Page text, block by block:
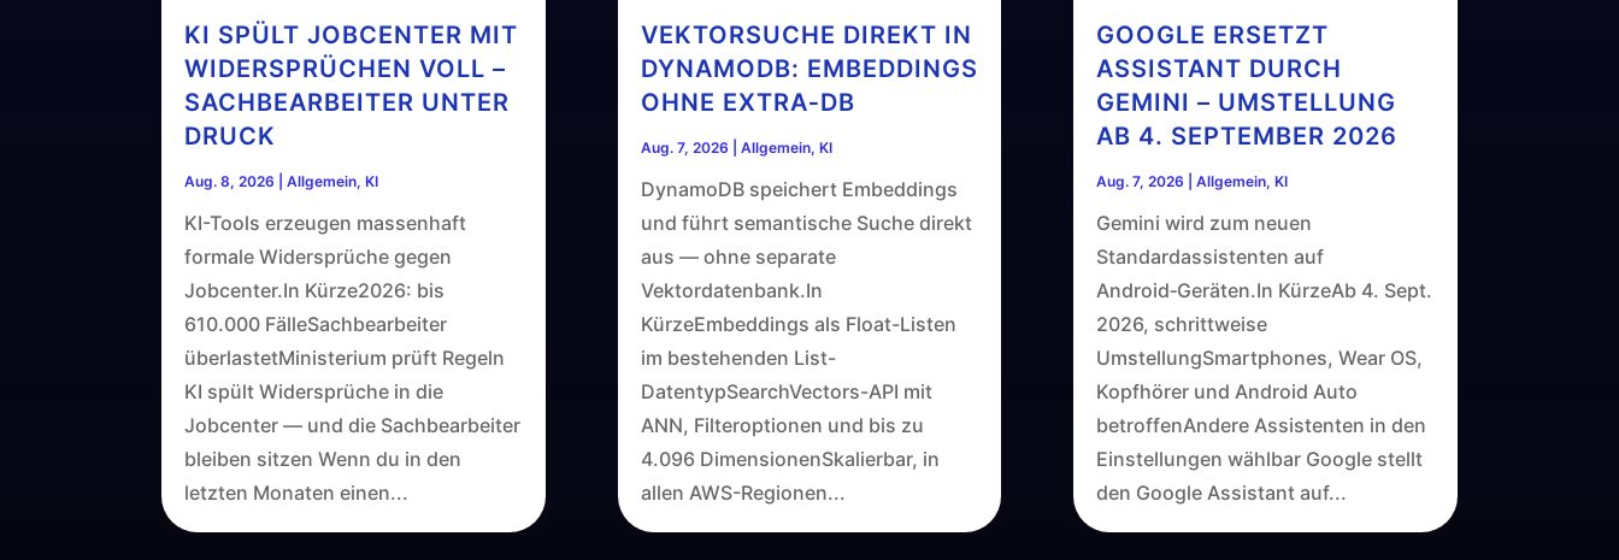
KI SPÜLT JOBCENTER MIT
WIDERSPRÜCHEN VOLL –
SACHBEARBEITER UNTER
DRUCK
Aug. 8, 2026 |Allgemein,KI
KI-Tools erzeugen massenhaft
formale Widersprüche gegen
Jobcenter.In Kürze2026: bis
610.000 FälleSachbearbeiter
überlastetMinisterium prüft Regeln
KI spült Widersprüche in die
Jobcenter — und die Sachbearbeiter
bleiben sitzen Wenn du in den
letzten Monaten einen...
VEKTORSUCHE DIREKT IN
DYNAMODB: EMBEDDINGS
OHNE EXTRA‑DB
Aug. 7, 2026 Allgemein, KI
DynamoDB speichert Embeddings
und führt semantische Suche direkt
aus — ohne separate
Vektordatenbank.In
KürzeEmbeddings als Float-Listen
im bestehenden List-
DatentypSearchVectors-API mit
ANN, Filteroptionen und bis zu
4.096 DimensionenSkalierbar, in
allen AWS-Regionen...
GOOGLE ERSETZT
ASSISTANT DURCH
GEMINI – UMSTELLUNG
AB 4. SEPTEMBER 2026
Aug. 7, 2026 Allgemein, KI
Gemini wird zum neuen
Standardassistenten auf
Android‑Geräten.In KürzeAb 4. Sept.
2026, schrittweise
UmstellungSmartphones, Wear OS,
Kopfhörer und Android Auto
betroffenAndere Assistenten in den
Einstellungen wählbar Google stellt
den Google Assistant auf...